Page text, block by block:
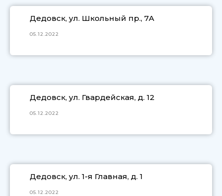
Дедовск, ул. Школьный пр., 7А
05.12.2022
Дедовск, ул. Гвардейская, д. 12
05.12.2022
Дедовск, ул. 1-я Главная, д. 1
05.12.2022